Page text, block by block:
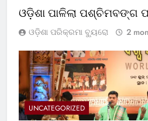
ଓଡ଼ିଶା ପାଳିଲା ପଶ୍ଚିମବଙ୍ଗ
ଓଡ଼ିଶା ପରିକ୍ରମା ବ୍ୟୁରୋ 2
UNCATEGORIZED